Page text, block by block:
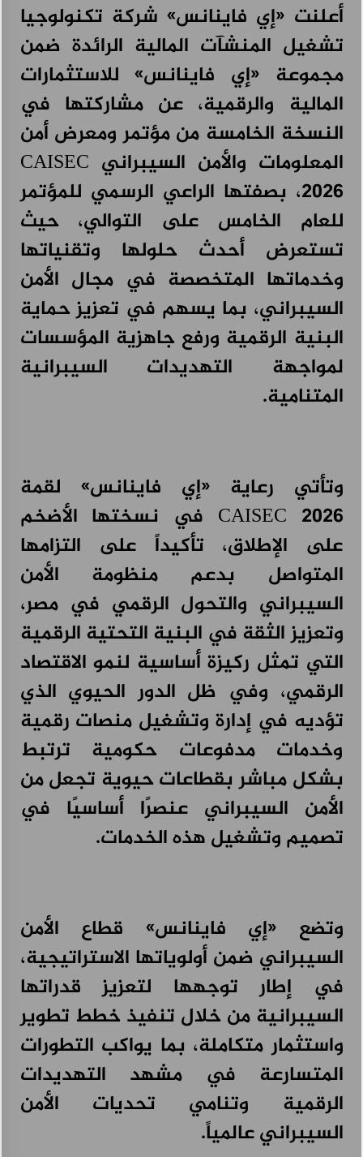
أعلنت «إي فاينانس» شركة تكنولوجيا
تشغيل المنشآت المالية الرائدة ضمن
مجموعة «إي فاينانس» للاستثمارات
المالية والرقمية، عن مشاركتها في
النسخة الخامسة من مؤتمر ومعرض أمن
المعلومات والأمن السيبراني CAISEC
2026، بصفتها الراعي الرسمي للمؤتمر
للعام الخامس على التوالي، حيث
تستعرض أحدث حلولها وتقنياتها
وخدماتها المتخصصة في مجال الأمن
السيبراني، بما يسهم في تعزيز حماية
البنية الرقمية ورفع جاهزية المؤسسات
لمواجهة التهديدات السيبرانية
المتنامية.
وتأتي رعاية «إي فاينانس» لقمة
CAISEC 2026 في نسختها الأضخم
على الإطلاق، تأكيداً على التزامها
المتواصل بدعم منظومة الأمن
السيبراني والتحول الرقمي في مصر،
وتعزيز الثقة في البنية التحتية الرقمية
التي تمثل ركيزة أساسية لنمو الاقتصاد
الرقمي، وفي ظل الدور الحيوي الذي
تؤديه في إدارة وتشغيل منصات رقمية
وخدمات مدفوعات حكومية ترتبط
بشكل مباشر بقطاعات حيوية تجعل من
الأمن السيبراني عنصرًا أساسيًا في
تصميم وتشغيل هذه الخدمات.
وتضع «إي فاينانس» قطاع الأمن
السيبراني ضمن أولوياتها الاستراتيجية،
في إطار توجهها لتعزيز قدراتها
السيبرانية من خلال تنفيذ خطط تطوير
واستثمار متكاملة، بما يواكب التطورات
المتسارعة في مشهد التهديدات
الرقمية وتنامي تحديات الأمن
السيبراني عالمياً.